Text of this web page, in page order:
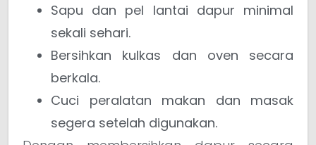
Sapu dan pel lantai dapur minimal
sekali sehari.
Bersihkan kulkas dan oven secara
berkala.
Cuci peralatan makan dan masak
segera setelah digunakan.